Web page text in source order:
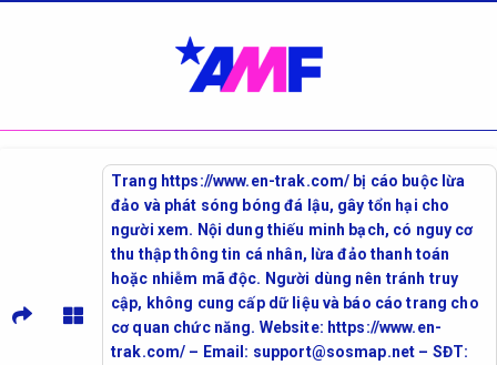
Trang https://www.en-trak.com/ bị cáo buộc lừa
đảo và phát sóng bóng đá lậu, gây tổn hại cho
người xem. Nội dung thiếu minh bạch, có nguy cơ
thu thập thông tin cá nhân, lừa đảo thanh toán
hoặc nhiễm mã độc. Người dùng nên tránh truy
cập, không cung cấp dữ liệu và báo cáo trang cho
cơ quan chức năng. Website: https://www.en-
trak.com/ – Email: support@sosmap.net – SĐT: